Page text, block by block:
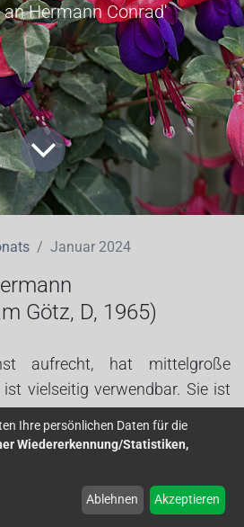
an Hermann Conrad'
Januar 2024
Götz, D, 1965)
aufrecht, hat mittelgroße
vielseitig verwendbar. Sie ist
einfach zu vermehren und zu
Autor: Hans-Jürgen Schnur
Ihre persönlichen Daten für die
Wiedererkennung/Statistiken,
Ablehnen Akzeptieren